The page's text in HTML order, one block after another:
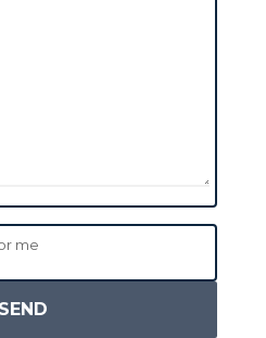
me
SEND